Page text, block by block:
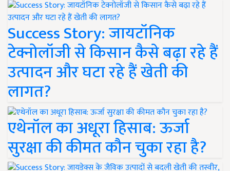
Success Story: जायटॉनिक
टेक्नोलॉजी से किसान कैसे बढ़ा रहे हैं
उत्पादन और घटा रहे हैं खेती की
लागत?
एथेनॉल का अधूरा हिसाब: ऊर्जा
सुरक्षा की कीमत कौन चुका रहा है?